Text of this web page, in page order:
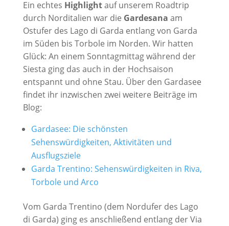
Ein echtes Highlightauf unserem Roadtrip
durch Norditalien war die Gardesana am
Ostufer des Lago di Garda entlang von Garda
im Süden bis Torbole im Norden. Wir hatten
Glück: An einem Sonntagmittag während der
Siesta ging das auch in der Hochsaison
entspannt und ohne Stau. Über den Gardasee
findet ihr inzwischen zwei weitere Beiträge im
Blog:
Gardasee: Die schönsten
Sehenswürdigkeiten, Aktivitäten und
Ausflugsziele
Garda Trentino: Sehenswürdigkeiten in Riva,
Torbole und Arco
Vom Garda Trentino (dem Nordufer des Lago
di Garda) ging es anschließend entlang der Via